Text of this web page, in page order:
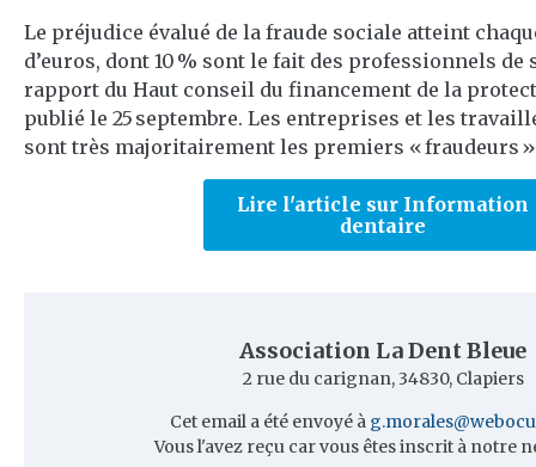
Le préjudice évalué de la fraude sociale atteint
d’euros, dont 10 % sont le fait des professionnels de
rapport du Haut conseil du financement de la
publié le 25 septembre. Les entreprises et les
sont très majoritairement les premiers « fraudeurs
Lire l'article sur Information
dentaire
Association La Dent Bleue
2 rue du carignan, 34830, Clapiers
Cet email a été envoyé à
Vous l'avez reçu car vous êtes inscrit à notre